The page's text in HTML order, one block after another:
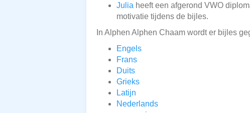
Julia heeft een afgerond VWO
motivatie tijdens de bijles.
In Alphen Alphen Chaam wordt er bijles
Engels
Frans
Duits
Grieks
Latijn
Nederlands